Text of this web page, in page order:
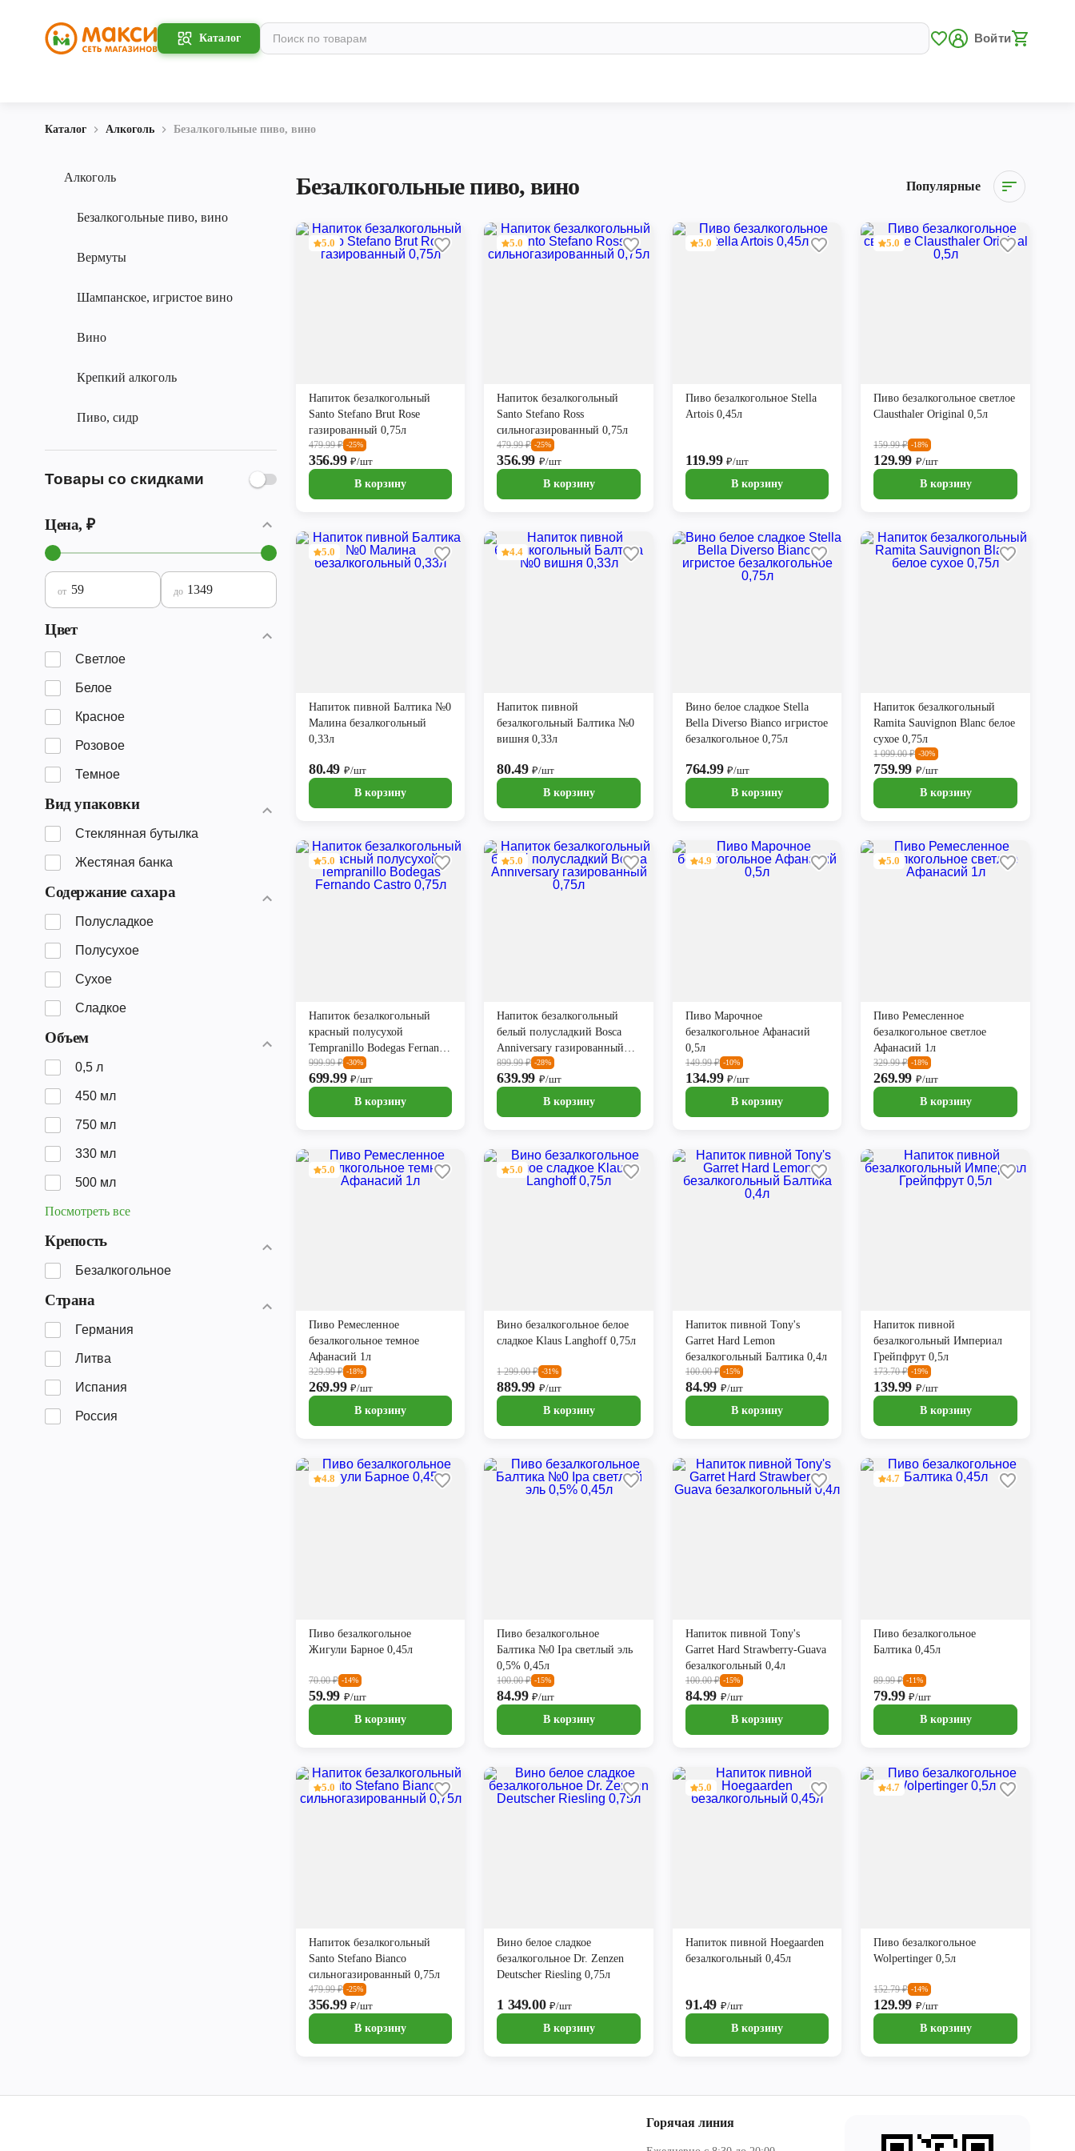
Каталог Войти
Каталог Алкоголь Безалкогольные пиво, вино
Алкоголь
Безалкогольные пиво, вино
Вермуты
Шампанское, игристое вино
Вино
Крепкий алкоголь
Пиво, сидр
Товары со скидками
Цена, ₽
от до
Цвет
Светлое
Белое
Красное
Розовое
Темное
Вид упаковки
Стеклянная бутылка
Жестяная банка
Содержание сахара
Полусладкое
Полусухое
Сухое
Сладкое
Объем
0,5 л
450 мл
750 мл
330 мл
500 мл
Посмотреть все
Крепость
Безалкогольное
Страна
Германия
Литва
Испания
Россия
Безалкогольные пиво, вино Популярные
5.0
Напиток безалкогольный
Santo Stefano Brut Rose
газированный 0,75л
479.99₽ -25%
356.99₽/шт
В корзину
5.0
Напиток безалкогольный
Santo Stefano Ross
сильногазированный 0,75л
479.99₽ -25%
356.99 ₽/шт
В корзину
5.0
Пиво безалкогольное Stella
Artois 0,45л
119.99₽/шт
В корзину
5.0
Пиво безалкогольное светлое
Clausthaler Original 0,5л
159.99₽ -18%
129.99 ₽/шт
В корзину
5.0
Напиток пивной Балтика №0
Малина безалкогольный
0,33л
80.49 ₽/шт
В корзину
4.4
Напиток пивной
безалкогольный Балтика №0
вишня 0,33л
80.49₽/шт
В корзину
Вино белое сладкое Stella
Bella Diverso Bianco игристое
безалкогольное 0,75л
764.99₽/шт
В корзину
Напиток безалкогольный
Ramita Sauvignon Blanc белое
сухое 0,75л
1 099.00₽ -30%
759.99 ₽/шт
В корзину
5.0
Напиток безалкогольный
красный полусухой
Tempranillo Bodegas Fernando
Castro 0,75л
999.99₽ -30%
699.99₽/шт
В корзину
5.0
Напиток безалкогольный
белый полусладкий Bosca
Anniversary газированный
0,75л
899.99₽ -28%
639.99 ₽/шт
В корзину
4.9
Пиво Марочное
безалкогольное Афанасий
0,5л
149.99₽ -10%
134.99₽/шт
В корзину
5.0
Пиво Ремесленное
безалкогольное светлое
Афанасий 1л
329.99₽ -18%
269.99 ₽/шт
В корзину
5.0
Пиво Ремесленное
безалкогольное темное
Афанасий 1л
329.99₽ -18%
269.99₽/шт
В корзину
5.0
Вино безалкогольное белое
сладкое Klaus Langhoff 0,75л
1 299.00₽ -31%
889.99 ₽/шт
В корзину
Напиток пивной Tony's
Garret Hard Lemon
безалкогольный Балтика 0,4л
100.00₽ -15%
84.99 ₽/шт
В корзину
Напиток пивной
безалкогольный Империал
Грейпфрут 0,5л
173.70₽ -19%
139.99 ₽/шт
В корзину
4.8
Пиво безалкогольное
Жигули Барное 0,45л
70.00₽ -14%
59.99 ₽/шт
В корзину
Пиво безалкогольное
Балтика №0 Ipa светлый эль
0,5% 0,45л
100.00₽ -15%
84.99₽/шт
В корзину
Напиток пивной Tony's
Garret Hard Strawberry-Guava
безалкогольный 0,4л
100.00₽ -15%
84.99 ₽/шт
В корзину
4.7
Пиво безалкогольное
Балтика 0,45л
89.99₽ -11%
79.99 ₽/шт
В корзину
5.0
Напиток безалкогольный
Santo Stefano Bianco
сильногазированный 0,75л
479.99₽ -25%
356.99₽/шт
В корзину
Вино белое сладкое
безалкогольное Dr. Zenzen
Deutscher Riesling 0,75л
1 349.00 ₽/шт
В корзину
5.0
Напиток пивной Hoegaarden
безалкогольный 0,45л
91.49 ₽/шт
В корзину
4.7
Пиво безалкогольное
Wolpertinger 0,5л
152.79₽ -14%
129.99 ₽/шт
В корзину
Горячая линия